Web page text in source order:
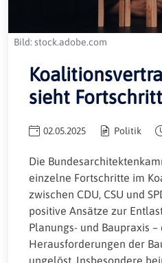
Bild: stock.adobe.com
sieht
02.05.2025 Politik
Die
einzelne Fortschritte im
zwischen CDU, CSU und
positive Ansätze zur
Planungs- und Baupraxis
Herausforderungen der
ungelöst. Insbesondere